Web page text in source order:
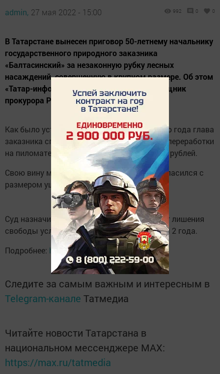
admin, 27 мая 2022 - 15:00 992 0 0
В Татарстане вынесен приговор 50-летнему начальнику
государственного природного заказника
«Балтасинский» за незаконную рубку лесных
насаждений, совершенную в крупном размере. Об этом
«Татар-информу» рассказал старший помощник
прокурора РТ Руслан Галиев.
Как было установлено, 31 декабря прошлого года глава
заказника спилил две ели и одну пихту для переработки
на пиломатериал. Ущерб составил 700 тыс. рублей.
Свою вину мужчина признал, однако не согласился с
размером ущерба.
Суд назначил ему наказание в виде трех лет лишения
свободы условно с испытательным сроком 2 года.
Подробнее: https://www.tatar-inform.ru
Следите за самым важным и интересным в
Telegram-канале Татмедиа
Читайте новости Татарстана в
национальном мессенджере MАХ:
https://max.ru/tatmedia